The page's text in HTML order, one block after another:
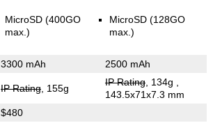
MicroSD (400GO
max.)
MicroSD (128GO
max.)
3300 mAh 2500 mAh
IP Rating, 155g
IP Rating, 134g
143.5x71x7.3 mm
$480